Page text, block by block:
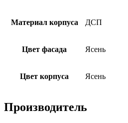
Материал корпуса ДСП
Цвет фасада Ясень
Цвет корпуса Ясень
Производитель